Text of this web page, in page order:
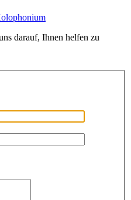
darauf, Ihnen helfen zu